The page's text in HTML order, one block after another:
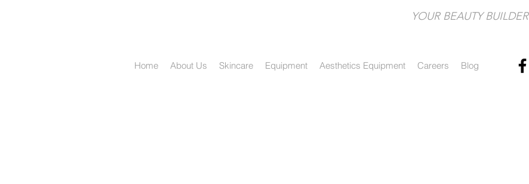
YOUR BEAUTY BUILDER​
Home About Us Skincare Equipment Aesthetics Equipment Careers Blog